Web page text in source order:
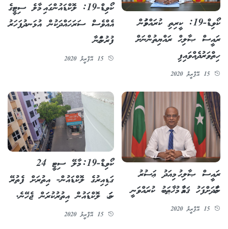
ކޯވިޑް-19: ކީރިތި ކުރައްވަމުން
ރައީސް ޞާލިޙް ރައްޔިތުންނަށް
ހިތްވަރުދެއްވައިފި
15 އޭޕްރީލު 2020
ކޯވިޑް-19: ލޮކްޑައުންގައި މާލެ ސިޓީގެ
އެއްވެސް ސަރަހައްދަކުން އުޅަނދުފަހަރު
ފުރުންމަނާ
15 އޭޕްރީލު 2020
ރައީސް ޞާލިޙު މިއަދު ޢަސުރު
ނަމާދަށްފަހު ޤައުމާ މުޚާޠަބު ކުރައްވަނީ
15 އޭޕްރީލު 2020
ކޯވިޑް-19: މާލޭ ސިޓީ 24
ގަޑިއިރުގެ ލޮކްޑައުން- އިތުރަށް ފެތުރޭ
ނަމަ، ލޮކްޑައުން އިތުރުކުރަން ޖެހޭނެ.
15 އޭޕްރީލު 2020